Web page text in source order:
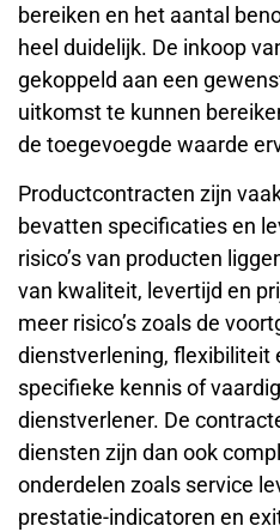
bereiken en het aantal
heel duidelijk. De inkoop
gekoppeld aan een
uitkomst te kunnen
de toegevoegde waarde
Productcontracten zijn
bevatten specificaties en
risico’s van producten
van kwaliteit, levertijd en
meer risico’s zoals de
dienstverlening, flexibiliteit
specifieke kennis of
dienstverlener. De
diensten zijn dan ook
onderdelen zoals service
prestatie-indicatoren en